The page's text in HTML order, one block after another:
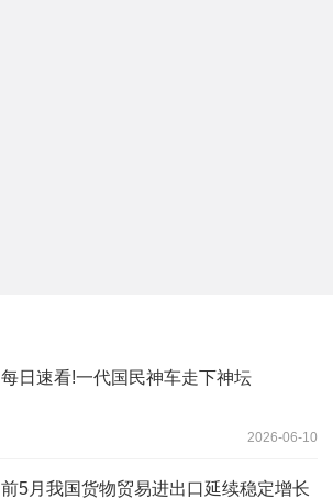
每日速看!一代国民神车走下神坛
2026-06-10
前5月我国货物贸易进出口延续稳定增长